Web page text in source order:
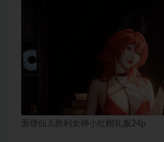
面饼仙儿胜利女神小红帽礼服24p